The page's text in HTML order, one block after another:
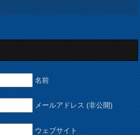
名前
メールアドレス (非公開)
ウェブサイト